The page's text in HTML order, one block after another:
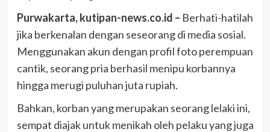
Purwakarta, kutipan-news.co.id – Berhati-hatilah
jika berkenalan dengan seseorang di media sosial.
Menggunakan akun dengan profil foto perempuan
cantik, seorang pria berhasil menipu korbannya
hingga merugi puluhan juta rupiah.
Bahkan, korban yang merupakan seorang lelaki ini,
sempat diajak untuk menikah oleh pelaku yang juga